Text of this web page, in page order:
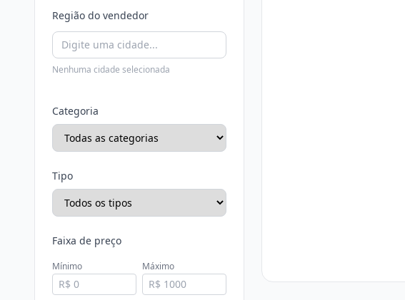
Região do vendedor
Nenhuma cidade selecionada
Categoria
Tipo
Faixa de preço
Mínimo Máximo